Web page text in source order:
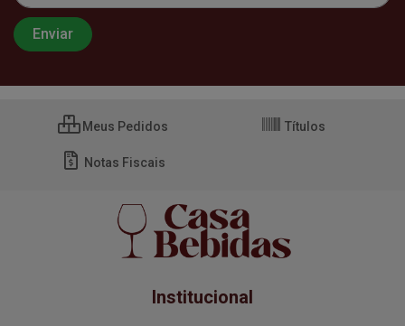
Meus Pedidos Títulos
Notas Fiscais
Institucional